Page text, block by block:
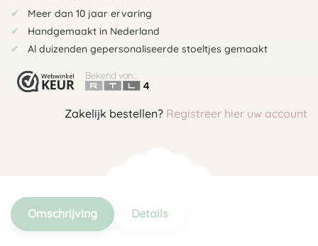
Meer dan 10 jaar ervaring
Handgemaakt in Nederland
Al duizenden gepersonaliseerde stoeltjes gemaakt
Bekend van...
Zakelijk bestellen? Registreer hier uw account
Omschrijving Details